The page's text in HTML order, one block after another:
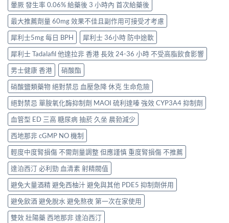
暈厥 發生率 0.06% 給藥後 3 小時內 首次給藥後
最大推薦劑量 60mg 效果不佳且副作用可接受才考慮
犀利士5mg 每日 BPH
犀利士 36小時 防中途軟
犀利士 Tadalafil 他達拉非 香港 長效 24-36 小時 不受高脂飲食影響
男士健康 香港
硝酸酯
硝酸鹽類藥物 絕對禁忌 血壓急降 休克 生命危險
絕對禁忌 單胺氧化酶抑制劑 MAOI 硫利達嗪 強效 CYP3A4 抑制劑
血管型 ED 三高 糖尿病 抽菸 久坐 晨勃減少
西地那非 cGMP NO 機制
輕度中度腎損傷 不需劑量調整 但應謹慎 重度腎損傷 不推薦
達泊西汀 必利勁 血清素 射精閥值
避免大量酒精 避免西柚汁 避免與其他 PDE5 抑制劑併用
避免飲酒 避免脫水 避免熬夜 第一次在家使用
雙效 壯陽藥 西地那非 達泊西汀